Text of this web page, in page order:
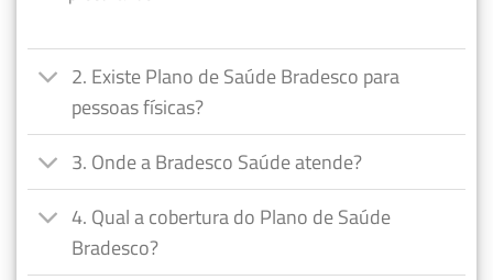
2. Existe Plano de Saúde Bradesco para
pessoas físicas?
3. Onde a Bradesco Saúde atende?
4. Qual a cobertura do Plano de Saúde
Bradesco?